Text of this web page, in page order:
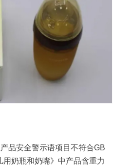
品安全警示语项目不符合GB
奶瓶和奶嘴》中产品含重力